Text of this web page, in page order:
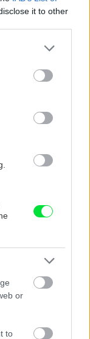
it to other
more Google
may click to
party tags to
below Google
or
to
nebál a v
si postavil
domček v